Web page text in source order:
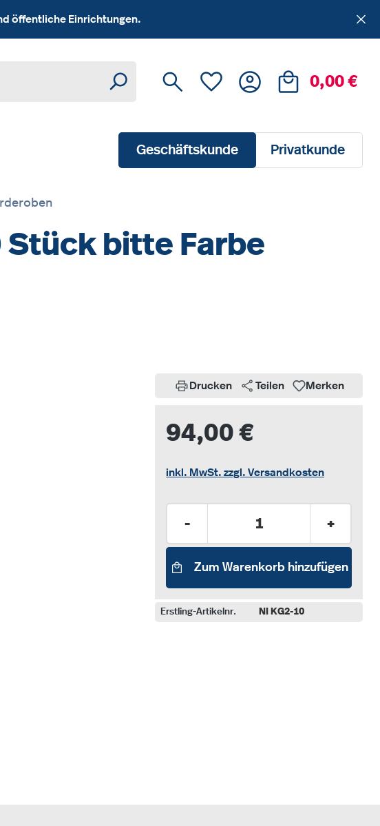
öffentliche Einrichtungen.
Du hast 0 Produkte auf dem
0,00 €
Geschäftskunde Privatkunde
Stück bitte Farbe
Drucken
Teilen Merken
94,00 €
inkl. MwSt. zzgl. Versandkosten
Produkt Anzahl: Gib den
- +
Zum Warenkorb hinzufügen
Erstling-Artikelnr. NI KG2-10